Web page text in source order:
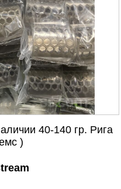
40-140 гр. Рига
)